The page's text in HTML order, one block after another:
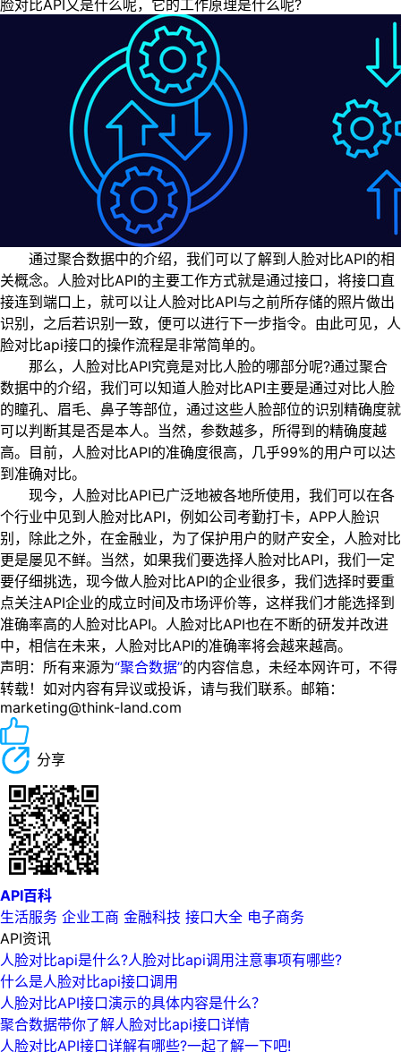
脸对比API又是什么呢，它的工作原理是什么呢?
通过聚合数据中的介绍，我们可以了解到人脸对比API的相
关概念。人脸对比API的主要工作方式就是通过接口，将接口直
接连到端口上，就可以让人脸对比API与之前所存储的照片做出
识别，之后若识别一致，便可以进行下一步指令。由此可见，人
脸对比api接口的操作流程是非常简单的。
那么，人脸对比API究竟是对比人脸的哪部分呢?通过聚合
数据中的介绍，我们可以知道人脸对比API主要是通过对比人脸
的瞳孔、眉毛、鼻子等部位，通过这些人脸部位的识别精确度就
可以判断其是否是本人。当然，参数越多，所得到的精确度越
高。目前，人脸对比API的准确度很高，几乎99%的用户可以达
到准确对比。
现今，人脸对比API已广泛地被各地所使用，我们可以在各
个行业中见到人脸对比API，例如公司考勤打卡，APP人脸识
别，除此之外，在金融业，为了保护用户的财产安全，人脸对比
更是屡见不鲜。当然，如果我们要选择人脸对比API，我们一定
要仔细挑选，现今做人脸对比API的企业很多，我们选择时要重
点关注API企业的成立时间及市场评价等，这样我们才能选择到
准确率高的人脸对比API。人脸对比API也在不断的研发并改进
中，相信在未来，人脸对比API的准确率将会越来越高。
声明：所有来源为“聚合数据”的内容信息，未经本网许可，不得
转载！如对内容有异议或投诉，请与我们联系。邮箱：
marketing@think-land.com
分享
API百科
生活服务 企业工商 金融科技 接口大全 电子商务
API资讯
人脸对比api是什么?人脸对比api调用注意事项有哪些?
什么是人脸对比api接口调用
人脸对比API接口演示的具体内容是什么？
聚合数据带你了解人脸对比api接口详情
人脸对比API接口详解有哪些?一起了解一下吧!